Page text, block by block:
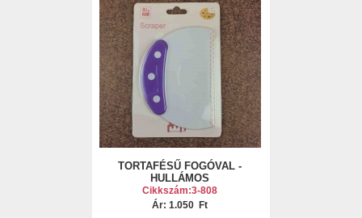
TORTAFÉSŰ FOGÓVAL -
HULLÁMOS
Cikkszám:3-808
Ár: 1.050 Ft